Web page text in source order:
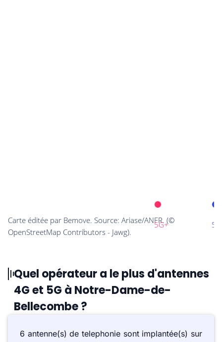
Quel opérateur a le plus d'antennes
4G et 5G à Notre-Dame-de-
Bellecombe ?
6 antenne(s) de telephonie sont implantée(s) sur